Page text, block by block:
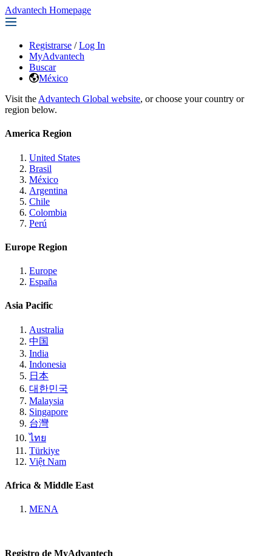
Advantech Homepage
Registrarse / Log In
MyAdvantech
Buscar
México
Visit the Advantech Global website, or choose your country or
region below.
America Region
United States
Brasil
México
Argentina
Chile
Colombia
Perú
Europe Region
Europe
España
Asia Pacific
Australia
中国
India
Indonesia
日本
대한민국
Malaysia
Singapore
台灣
ไทย
Türkiye
Việt Nam
Africa & Middle East
MENA
Registro de MyAdvantech